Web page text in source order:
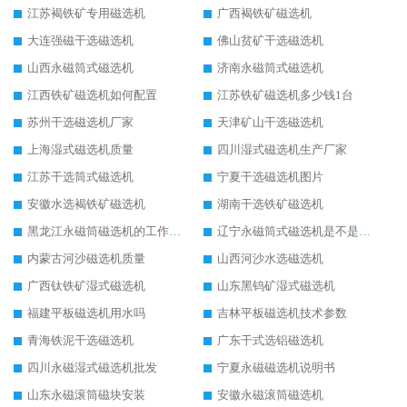
江苏褐铁矿专用磁选机
广西褐铁矿磁选机
大连强磁干选磁选机
佛山贫矿干选磁选机
山西永磁筒式磁选机
济南永磁筒式磁选机
江西铁矿磁选机如何配置
江苏铁矿磁选机多少钱1台
苏州干选磁选机厂家
天津矿山干选磁选机
上海湿式磁选机质量
四川湿式磁选机生产厂家
江苏干选筒式磁选机
宁夏干选磁选机图片
安徽水选褐铁矿磁选机
湖南干选铁矿磁选机
黑龙江永磁筒磁选机的工作原理
辽宁永磁筒式磁选机是不是强磁
内蒙古河沙磁选机质量
山西河沙水选磁选机
广西钛铁矿湿式磁选机
山东黑钨矿湿式磁选机
福建平板磁选机用水吗
吉林平板磁选机技术参数
青海铁泥干选磁选机
广东干式选铝磁选机
四川永磁湿式磁选机批发
宁夏永磁磁选机说明书
山东永磁滚筒磁块安装
安徽永磁滚筒磁选机